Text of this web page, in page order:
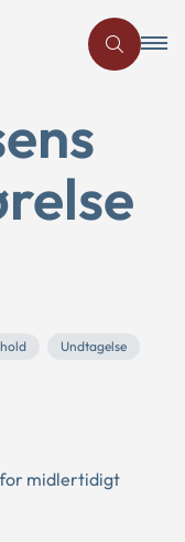
Undtagelse
for midlertidigt